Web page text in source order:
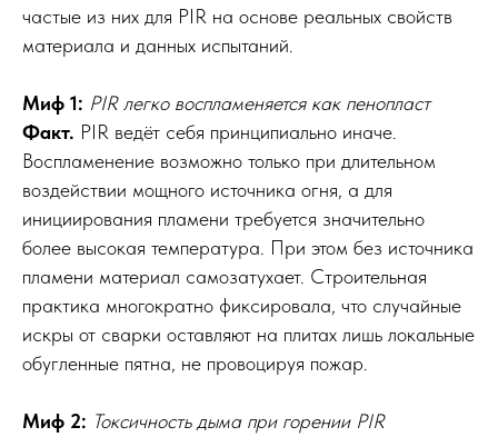
частые из них для PIR на основе реальных свойств
материала и данных испытаний.
Миф 1: PIR легко воспламеняется как пенопласт
Факт. PIR ведёт себя принципиально иначе.
Воспламенение возможно только при длительном
воздействии мощного источника огня, а для
инициирования пламени требуется значительно
более высокая температура. При этом без источника
пламени материал самозатухает. Строительная
практика многократно фиксировала, что случайные
искры от сварки оставляют на плитах лишь локальные
обугленные пятна, не провоцируя пожар.
Миф 2: Токсичность дыма при горении PIR